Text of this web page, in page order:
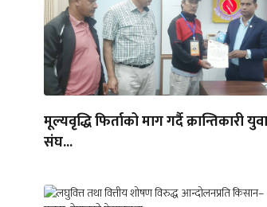
मूल्यवृद्धि फिर्ताको माग गर्दै क्रान्तिकारी युवा
संघ...